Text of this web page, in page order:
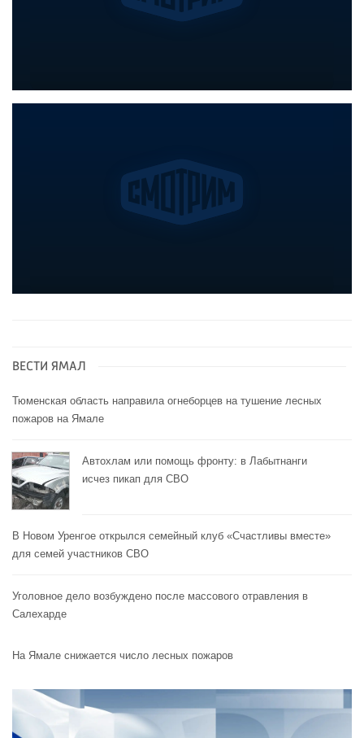
ВЕСТИ ЯМАЛ
Тюменская область направила огнеборцев на тушение лесных
пожаров на Ямале
Автохлам или помощь фронту: в Лабытнанги
исчез пикап для СВО
В Новом Уренгое открылся семейный клуб «Счастливы вместе»
для семей участников СВО
Уголовное дело возбуждено после массового отравления в
Салехарде
На Ямале снижается число лесных пожаров